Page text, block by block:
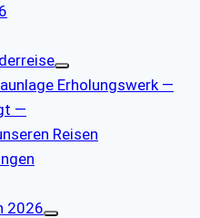
Erholungswerk —
—
Reisen
2026